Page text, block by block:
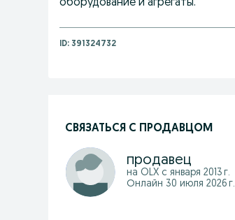
оборудование и агрегаты.
ID: 391324732
СВЯЗАТЬСЯ С ПРОДАВЦОМ
продавец
на OLX с января 2013 г.
Онлайн 30 июля 2026 г.